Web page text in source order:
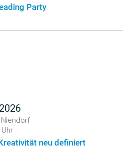
Party
neu definiert